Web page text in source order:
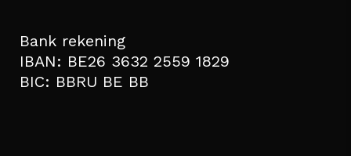
Bank rekening
IBAN: BE26 3632 2559 1829
BIC: BBRU BE BB